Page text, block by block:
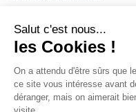
AEF info
Novethic
PRODURABLE
Inclusiv Day
Salut c'est nous...
les Cookies !
On a attendu d'être sûrs que
ce site vous intéresse avant
déranger, mais on aimerait
visite...